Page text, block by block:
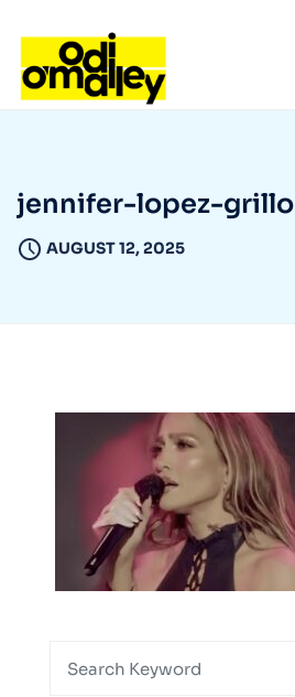
jennifer-lopez-grillo
AUGUST 12, 2025